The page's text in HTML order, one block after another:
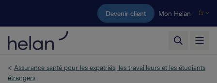
Aller au contenu principal
Devenir client Mon Helan fr
< Assurance santé pour les expatriés, les travailleurs et les étudiants
étrangers